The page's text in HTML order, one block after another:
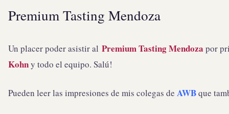
Premium Tasting Mendoza
Un placer poder asistir al Premium Tasting Mendoza por
Kohny todo el equipo. Salú!
Pueden leer las impresiones de mis colegas de AWBque